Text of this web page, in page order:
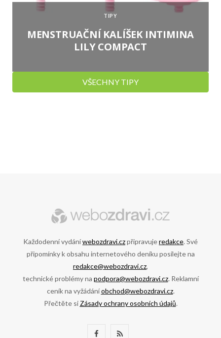
TIPY
MENSTRUAČNÍ KALÍŠEK INTIMINA
LILY COMPACT
VŠECHNY TIPY
Každodenní vydáníwebozdravi.czpřipravujeredakce. Své
připomínky k obsahu internetového deníku posílejte na
redakce@webozdravi.cz,
technické problémy na podpora@webozdravi.cz. Reklamní
ceník na vyžádáníobchod@webozdravi.cz.
Přečtěte si Zásady ochrany osobních údajů.
R